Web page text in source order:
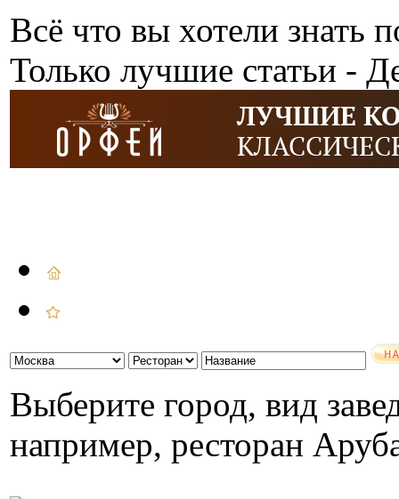
Всё что вы хотели знать
Только лучшие статьи -
Выберите город, вид
например, ресторан